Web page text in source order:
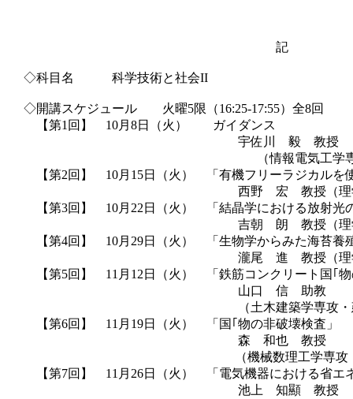
記
◇科目名 科学技術と社会II
◇開講スケジュール 火曜5限（16:25-17:55）全8回
【第1 回】 10月 8日（火） ガイダンス
宇佐川 毅 教授
（情報電気工学専攻・情報工
【第2回】 10月 15日（火） 「有機フリーラジカルを
西野 宏 教授（理学専攻化
【第3回】 10月 22 日（火） 「結晶学における放射光
吉朝 朗 教授（理学専攻地球
【第4回】 10月 29日（火） 「生物学からみた海苔養
瀧尾 進 教授（理学専攻生物
【第5回】 11 月 12 日（火） 「鉄筋コンクリート国｢
山口 信 助教
（土木建築学専攻・建築学教
【第6回】 11 月 19日（火） 「国｢物の非破壊検査」
森 和也 教授
（機械数理工学専攻・機械シス
【第7回】 11 月 26日（火） 「電気機器における省エ
池上 知顯 教授